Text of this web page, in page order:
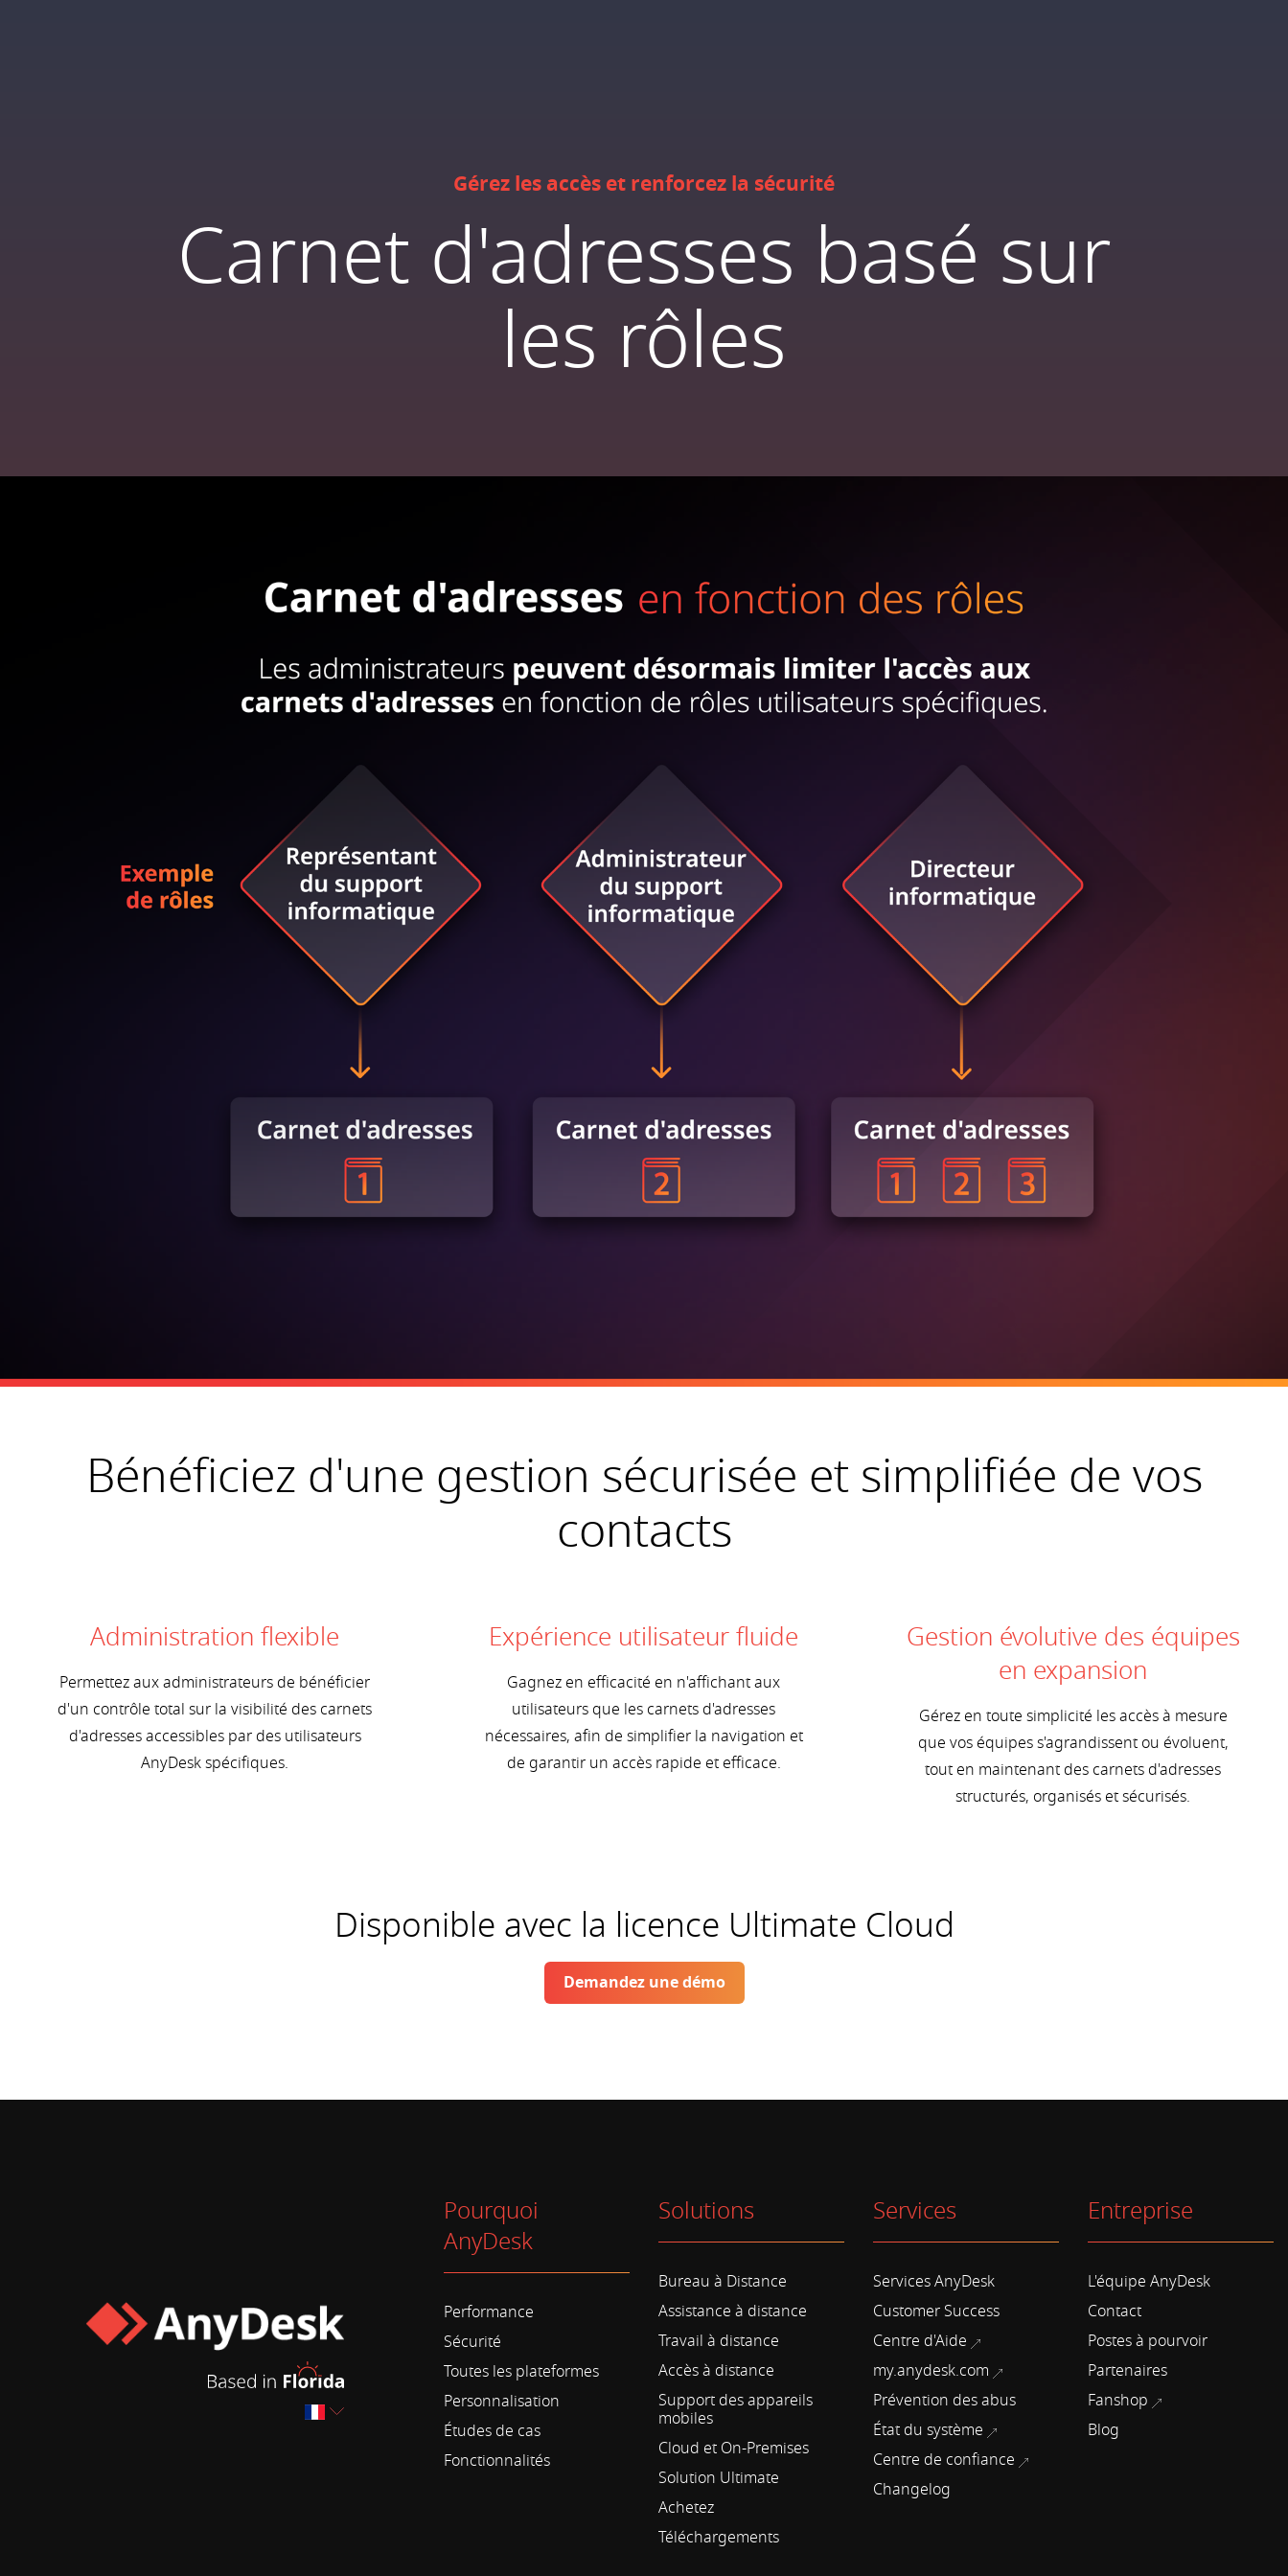
Gérez les accès et renforcez la sécurité
Carnet d'adresses basé sur
les rôles
Bénéficiez d'une gestion sécurisée et simplifiée de vos
contacts
Administration flexible
Permettez aux administrateurs de bénéficier
d'un contrôle total sur la visibilité des carnets
d'adresses accessibles par des utilisateurs
AnyDesk spécifiques.
Expérience utilisateur fluide
Gagnez en efficacité en n'affichant aux
utilisateurs que les carnets d'adresses
nécessaires, afin de simplifier la navigation et
de garantir un accès rapide et efficace.
Gestion évolutive des équipes
en expansion
Gérez en toute simplicité les accès à mesure
que vos équipes s'agrandissent ou évoluent,
tout en maintenant des carnets d'adresses
structurés, organisés et sécurisés.
Disponible avec la licence Ultimate Cloud
Demandez une démo
Pourquoi
AnyDesk
Performance
Sécurité
Toutes les plateformes
Personnalisation
Études de cas
Fonctionnalités
Solutions
Bureau à Distance
Assistance à distance
Travail à distance
Accès à distance
Support des appareils
mobiles
Cloud et On-Premises
Solution Ultimate
Achetez
Téléchargements
Services
Services AnyDesk
Customer Success
Centre d'Aide
my.anydesk.com
Prévention des abus
État du système
Centre de confiance
Changelog
Entreprise
L'équipe AnyDesk
Contact
Postes à pourvoir
Partenaires
Fanshop
Blog